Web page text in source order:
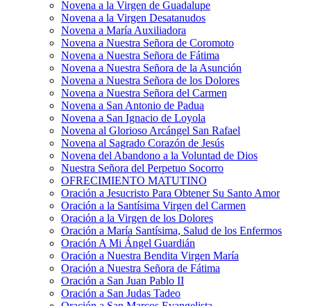
Novena a la Virgen de Guadalupe
Novena a la Virgen Desatanudos
Novena a María Auxiliadora
Novena a Nuestra Señora de Coromoto
Novena a Nuestra Señora de Fátima
Novena a Nuestra Señora de la Asunción
Novena a Nuestra Señora de los Dolores
Novena a Nuestra Señora del Carmen
Novena a San Antonio de Padua
Novena a San Ignacio de Loyola
Novena al Glorioso Arcángel San Rafael
Novena al Sagrado Corazón de Jesús
Novena del Abandono a la Voluntad de Dios
Nuestra Señora del Perpetuo Socorro
OFRECIMIENTO MATUTINO
Oración a Jesucristo Para Obtener Su Santo Amor
Oración a la Santísima Virgen del Carmen
Oración a la Virgen de los Dolores
Oración a María Santísima, Salud de los Enfermos
Oración A Mi Ángel Guardián
Oración a Nuestra Bendita Virgen María
Oración a Nuestra Señora de Fátima
Oración a San Juan Pablo II
Oración a San Judas Tadeo